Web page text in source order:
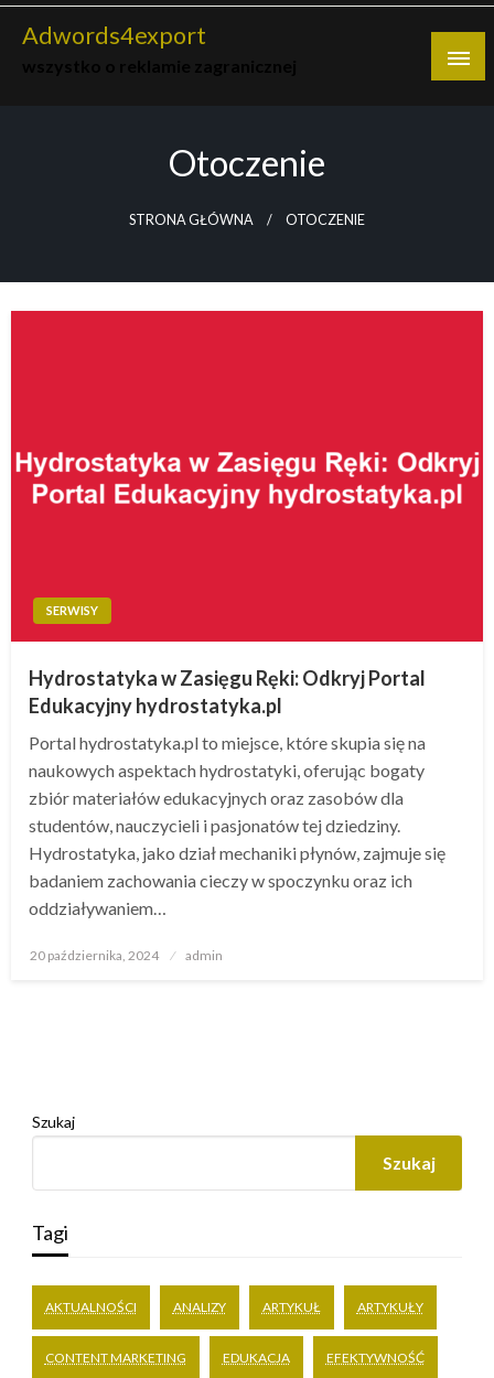
Skip
Adwords4export
Otoczenie
STRONA GŁÓWNA OTOCZENIE
SERWISY
Hydrostatyka w Zasięgu Ręki: Odkryj Portal
Edukacyjny hydrostatyka.pl
Portal hydrostatyka.pl to miejsce, które skupia się na
naukowych aspektach hydrostatyki, oferując bogaty
zbiór materiałów edukacyjnych oraz zasobów dla
studentów, nauczycieli i pasjonatów tej dziedziny.
Hydrostatyka, jako dział mechaniki płynów, zajmuje się
badaniem zachowania cieczy w spoczynku oraz ich
oddziaływaniem…
Opublikowane
20 października, 2024 admin
Szukaj
Szukaj
Tagi
AKTUALNOŚCI ANALIZY ARTYKUŁ ARTYKUŁY
CONTENT MARKETING EDUKACJA EFEKTYWNOŚĆ